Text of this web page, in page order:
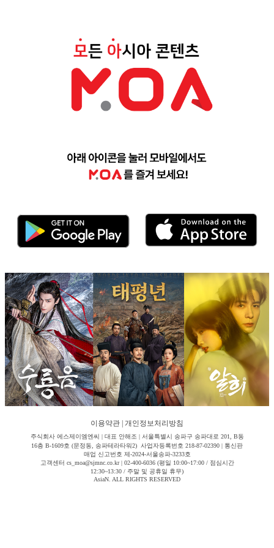
이용약관 개인정보처리방침
주식회사 에스제이엠엔씨 | 대표 안해조 | 서울특별시 송파구 송파대로 201, B동
16층 B-1609호 (문정동, 송파테라타워2) 사업자등록번호 218-87-02390 | 통신판
매업 신고번호 제-2024-서울송파-3233호
고객센터 cs_moa@sjmnc.co.kr | 02-400-6036 (평일 10:00~17:00 / 점심시간
12:30~13:30 / 주말 및 공휴일 휴무)
AsiaN. ALL RIGHTS RESERVED